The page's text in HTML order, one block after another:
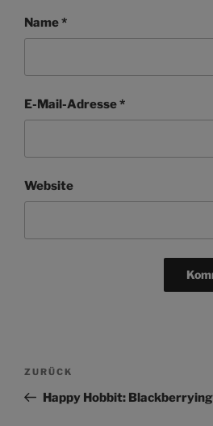
Name*
E-Mail-Adresse*
Website
Beitragsnavigation
Vorheriger
Beitrag
ZURÜCK
Happy Hobbit: